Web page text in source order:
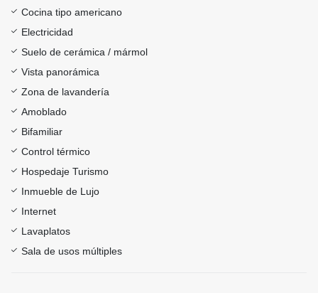
Cocina tipo americano
Electricidad
Suelo de cerámica / mármol
Vista panorámica
Zona de lavandería
Amoblado
Bifamiliar
Control térmico
Hospedaje Turismo
Inmueble de Lujo
Internet
Lavaplatos
Sala de usos múltiples